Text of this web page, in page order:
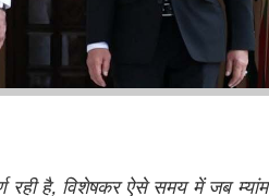
रही है, विशेषकर ऐसे समय में जब